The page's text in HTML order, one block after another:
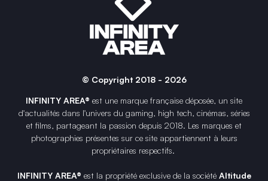
© Copyright 2018 - 2026
INFINITY AREA® est une marque française déposée, un site
d'actualités dans l'univers du gaming, high tech, cinémas, séries
et films, partageant la passion depuis 2018. Les marques et
photographies présentes sur ce site appartiennent à leurs
propriétaires respectifs.
INFINITY AREA® est la propriété exclusive de la société Altitude